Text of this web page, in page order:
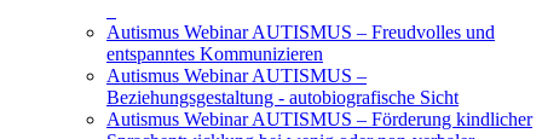
Autismus Webinar AUTISMUS – Freudvolles und
entspanntes Kommunizieren
Autismus Webinar AUTISMUS –
Beziehungsgestaltung - autobiografische Sicht
Autismus Webinar AUTISMUS – Förderung kindlicher